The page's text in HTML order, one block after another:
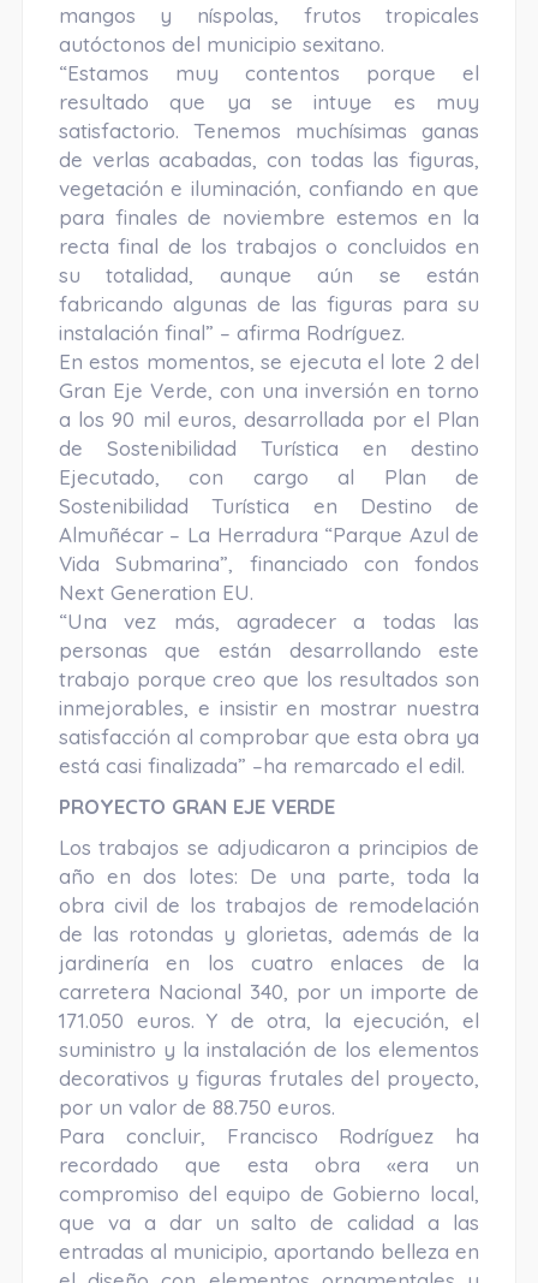
mangos y níspolas, frutos tropicales
autóctonos del municipio sexitano.
“Estamos muy contentos porque el
resultado que ya se intuye es muy
satisfactorio. Tenemos muchísimas ganas
de verlas acabadas, con todas las figuras,
vegetación e iluminación, confiando en que
para finales de noviembre estemos en la
recta final de los trabajos o concluidos en
su totalidad, aunque aún se están
fabricando algunas de las figuras para su
instalación final” – afirma Rodríguez.
En estos momentos, se ejecuta el lote 2 del
Gran Eje Verde, con una inversión en torno
a los 90 mil euros, desarrollada por el Plan
de Sostenibilidad Turística en destino
Ejecutado, con cargo al Plan de
Sostenibilidad Turística en Destino de
Almuñécar – La Herradura “Parque Azul de
Vida Submarina”, financiado con fondos
Next Generation EU.
“Una vez más, agradecer a todas las
personas que están desarrollando este
trabajo porque creo que los resultados son
inmejorables, e insistir en mostrar nuestra
satisfacción al comprobar que esta obra ya
está casi finalizada” –ha remarcado el edil.
PROYECTO GRAN EJE VERDE
Los trabajos se adjudicaron a principios de
año en dos lotes: De una parte, toda la
obra civil de los trabajos de remodelación
de las rotondas y glorietas, además de la
jardinería en los cuatro enlaces de la
carretera Nacional 340, por un importe de
171.050 euros. Y de otra, la ejecución, el
suministro y la instalación de los elementos
decorativos y figuras frutales del proyecto,
por un valor de 88.750 euros.
Para concluir, Francisco Rodríguez ha
recordado que esta obra «era un
compromiso del equipo de Gobierno local,
que va a dar un salto de calidad a las
entradas al municipio, aportando belleza en